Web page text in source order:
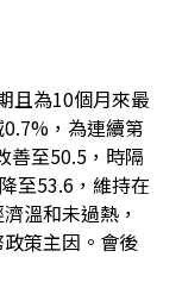
且為10個月來最
，為連續第
善至50.5，時隔
至53.6，維持在
溫和未過熱，
策主因。會後